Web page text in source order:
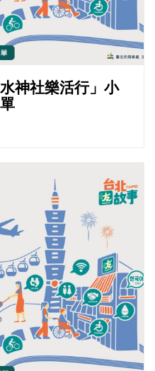
神社樂活行」小